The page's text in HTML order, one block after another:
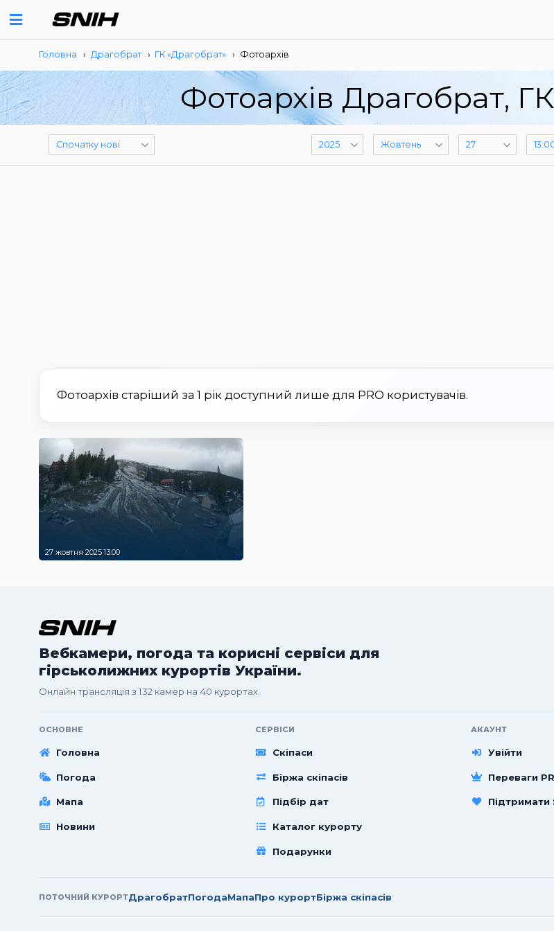
Головна › Драгобрат › ГК «Драгобрат» › Фотоархів
Фотоархів Драгобрат,
Фотоархів старіший за 1 рік доступний лише для PRO користувачів.
27 жовтня 2025 13:00
Вебкамери, погода та корисні сервіси для
гірськолижних курортів України.
Онлайн трансляція з 132 камер на 40 курортах.
ОСНОВНЕ
Головна
Погода
Мапа
Новини
СЕРВІСИ
Скіпаси
Біржа скіпасів
Підбір дат
Каталог курорту
Подарунки
АКАУНТ
Увійти
Переваги
Підтримати
ПОТОЧНИЙ КУРОРТДрагобратПогодаМапаПро курортБіржа скіпасів